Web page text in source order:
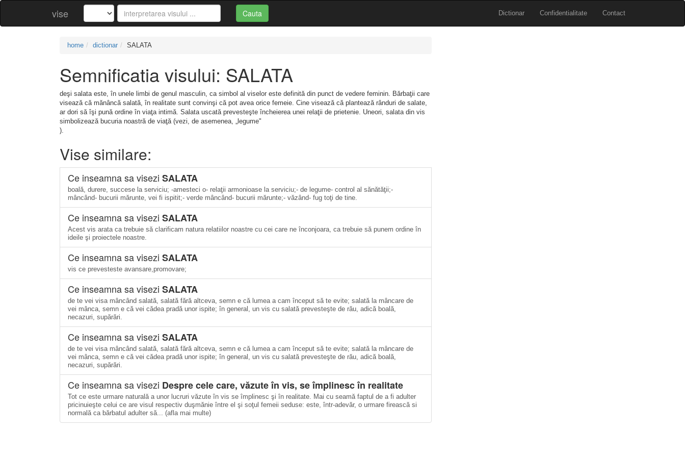
vise Dictionar Confidentialitate Contact
Cauta
home dictionar SALATA
Semnificatia visului: SALATA
deşi salata este, în unele limbi de genul masculin, ca simbol al viselor este definită din punct de vedere feminin. Bărbaţii care
visează că mănâncă salată, în realitate sunt convinşi că pot avea orice femeie. Cine visează că plantează rânduri de salate,
ar dori să îşi pună ordine în viaţa intimă. Salata uscată prevesteşte încheierea unei relaţii de prietenie. Uneori, salata din vis
simbolizează bucuria noastră de viaţă (vezi, de asemenea, „legume"
).
Vise similare:
Ce inseamna sa visezi SALATA
boală, durere, succese la serviciu; -amesteci o- relaţii armonioase la serviciu;- de legume- control al sănătăţii;-
mâncând- bucurii mărunte, vei fi ispitit;- verde mâncând- bucurii mărunte;- văzând- fug toţi de tine.
Ce inseamna sa visezi SALATA
Acest vis arata ca trebuie să clarificam natura relatiilor noastre cu cei care ne înconjoara, ca trebuie să punem ordine în
ideile şi proiectele noastre.
Ce inseamna sa visezi SALATA
vis ce prevesteste avansare,promovare;
Ce inseamna sa visezi SALATA
de te vei visa mâncând salată, salată fără altceva, semn e că lumea a cam început să te evite; salată la mâncare de
vei mânca, semn e că vei cădea pradă unor ispite; în general, un vis cu salată prevesteşte de rău, adică boală,
necazuri, supărări.
Ce inseamna sa visezi SALATA
de te vei visa mâncând salată, salată fără altceva, semn e că lumea a cam început să te evite; salată la mâncare de
vei mânca, semn e că vei cădea pradă unor ispite; în general, un vis cu salată prevesteşte de rău, adică boală,
necazuri, supărări.
Ce inseamna sa visezi Despre cele care, văzute în vis, se împlinesc în realitate
Tot ce este urmare naturală a unor lucruri văzute în vis se împlinesc şi în realitate. Mai cu seamă faptul de a fi adulter
pricinuieşte celui ce are visul respectiv duşmănie între el şi soţul femeii seduse: este, într-adevăr, o urmare firească si
normală ca bărbatul adulter să... (afla mai multe)